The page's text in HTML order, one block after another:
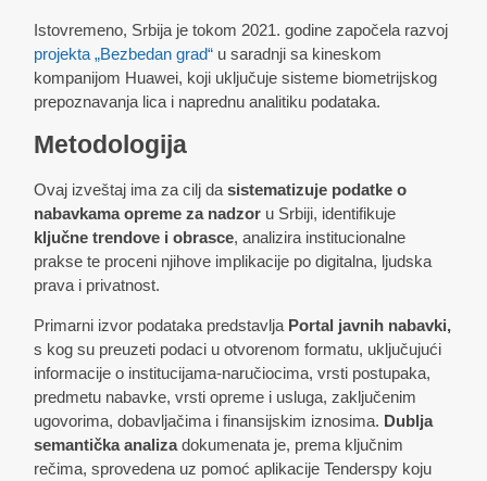
Istovremeno, Srbija je tokom 2021. godine započela razvoj
projekta „Bezbedan grad“ u saradnji sa kineskom
kompanijom Huawei, koji uključuje sisteme biometrijskog
prepoznavanja lica i naprednu analitiku podataka.
Metodologija
Ovaj izveštaj ima za cilj dasistematizuje podatke o
nabavkama opreme za nadzor u Srbiji, identifikuje
ključne trendove i obrasce, analizira institucionalne
prakse te proceni njihove implikacije po digitalna, ljudska
prava i privatnost.
Primarni izvor podataka predstavlja Portal javnih nabavki,
s kog su preuzeti podaci u otvorenom formatu, uključujući
informacije o institucijama-naručiocima, vrsti postupaka,
predmetu nabavke, vrsti opreme i usluga, zaključenim
ugovorima, dobavljačima i finansijskim iznosima. Dublja
semantička analizadokumenata je, prema ključnim
rečima, sprovedena uz pomoć aplikacije Tenderspy koju